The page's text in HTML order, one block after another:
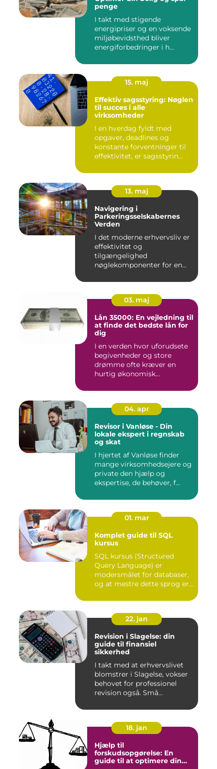
penge
I takt med stigende
energipriser og en voksende
miljøbevidsthed bliver
energiforbedringer i h...
15. maj
Effektiv sagsstyring: Nøglen
til succes i alle
virksomheder
I en hverdag fyldt med
opgaver, deadlines og
konstante forventninger til
effektivitet, er sagsstyrin...
13. maj
Navigering i
Parkeringsselskabernes
Verden
I det moderne erhvervsliv er
effektivitet og
tilgængelighed
nøglekomponenter for en
03. maj
Lån 35000: En vejledning til
at finde det bedste lån for
dig
I en verden hvor uforudsete
begivenheder og store
drømme ofte kræver en
hurtig økonomisk
04. apr
Revisor i Vanløse - Din
lokale ekspert i regnskab
og skat
I hjertet af Vanløse finder
mange virksomhedsejere og
private den hjælp og
ekspertise, de behøver, f...
01. mar
Komplet guide til SQL
kursus
SQL kursus (Structured
Query Language) er
modersmålet for databaser,
og at mestre dette sprog er
22. jan
Revision i Slagelse: din
guide til finansiel
sikkerhed
I takt med at erhvervslivet
blomstrer i Slagelse, vokser
behovet for professionel
revision også. Små...
18. jan
Hjælp til
forskudsopgørelse: En
guide til at optimere din